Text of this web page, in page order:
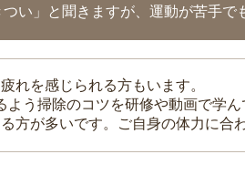
い」と聞きますが、運動が苦手で
れを感じられる方もいます。
う掃除のコツを研修や動画で学ん
方が多いです。ご自身の体力に合